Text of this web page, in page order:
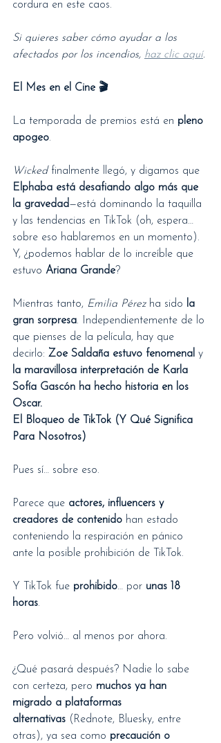
cordura en este caos.
Si quieres saber cómo ayudar a los
afectados por los incendios, haz clic aquí.
El Mes en el Cine 🎬
La temporada de premios está en pleno
apogeo.
Wicked finalmente llegó, y digamos que
Elphaba está desafiando algo más que
la gravedad—está dominando la taquilla
y las tendencias en TikTok (oh, espera…
sobre eso hablaremos en un momento).
Y, ¿podemos hablar de lo increíble que
estuvo Ariana Grande?
Mientras tanto, Emilia Pérez ha sido la
gran sorpresa. Independientemente de lo
que pienses de la película, hay que
decirlo: Zoe Saldaña estuvo fenomenal y
la maravillosa interpretación de Karla
Sofía Gascón ha hecho historia en los
Oscar.
El Bloqueo de TikTok (Y Qué Significa
Para Nosotros)
Pues sí… sobre eso.
Parece que actores, influencers y
creadores de contenido han estado
conteniendo la respiración en pánico
ante la posible prohibición de TikTok.
Y TikTok fue prohibido… por unas 18
horas.
Pero volvió… al menos por ahora.
¿Qué pasará después? Nadie lo sabe
con certeza, pero muchos ya han
migrado a plataformas
alternativas (Rednote, Bluesky, entre
otras), ya sea como precaución o